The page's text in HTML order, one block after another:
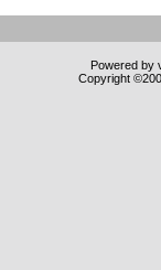
Powered by
Copyright